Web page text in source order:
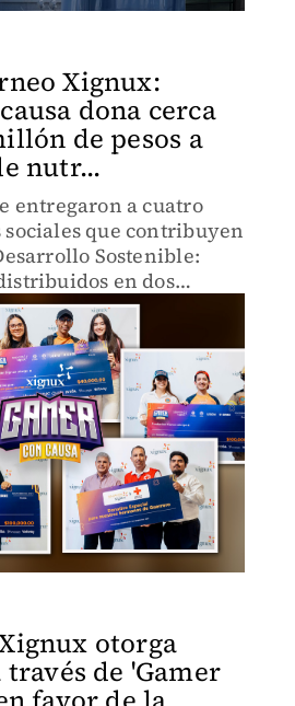
Xignux:
dona cerca
de pesos a
nutr...
entregaron a cuatro
que contribuyen
Sostenible:
en dos
y dos segundos
otorga
de 'Gamer